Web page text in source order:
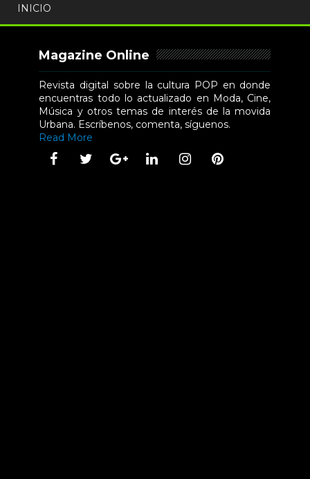
INICIO
Magazine Online
Revista digital sobre la cultura POP en donde
encuentras todo lo actualizado en Moda, Cine,
Música y otros temas de interés de la movida
Urbana. Escríbenos, comenta, síguenos.
Read More